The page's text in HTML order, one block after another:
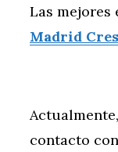
Las mejores
Madrid
contacto